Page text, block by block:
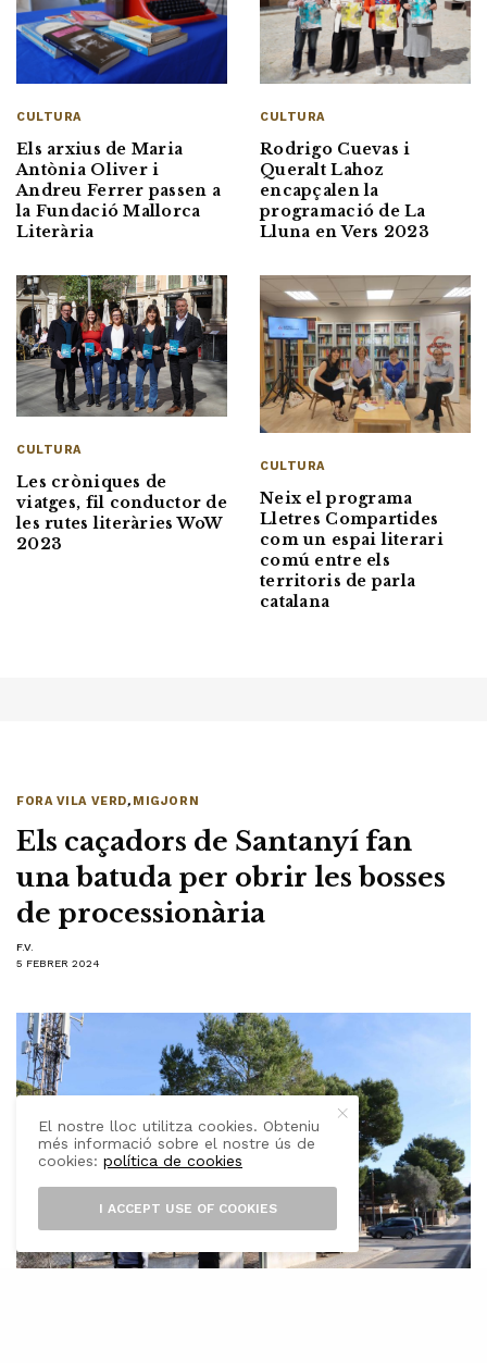
CULTURA
Els arxius de Maria
Antònia Oliver i
Andreu Ferrer passen a
la Fundació Mallorca
Literària
CULTURA
Rodrigo Cuevas i
Queralt Lahoz
encapçalen la
programació de La
Lluna en Vers 2023
CULTURA
Les cròniques de
viatges, fil conductor de
les rutes literàries WoW
2023
CULTURA
Neix el programa
Lletres Compartides
com un espai literari
comú entre els
territoris de parla
catalana
FORA VILA VERD, MIGJORN
Els caçadors de Santanyí fan
una batuda per obrir les bosses
de processionària
F.V.
5 FEBRER 2024
El nostre lloc utilitza cookies. Obteniu
més informació sobre el nostre ús de
cookies:política de cookies
I ACCEPT USE OF COOKIES